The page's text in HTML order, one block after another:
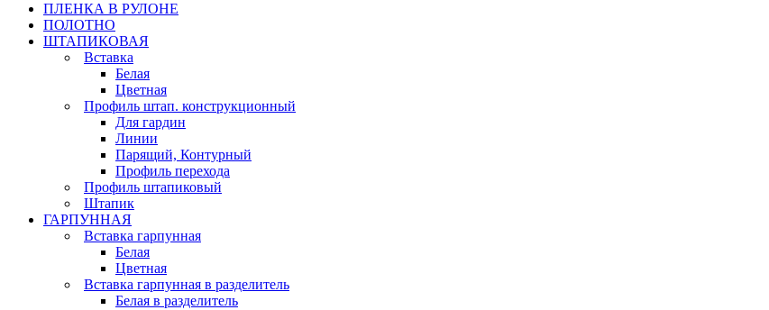
ПЛЕНКА В РУЛОНЕ
ПОЛОТНО
ШТАПИКОВАЯ
Вставка
Белая
Цветная
Профиль штап. конструкционный
Для гардин
Линии
Парящий, Контурный
Профиль перехода
Профиль штапиковый
Штапик
ГАРПУННАЯ
Вставка гарпунная
Белая
Цветная
Вставка гарпунная в разделитель
Белая в разделитель